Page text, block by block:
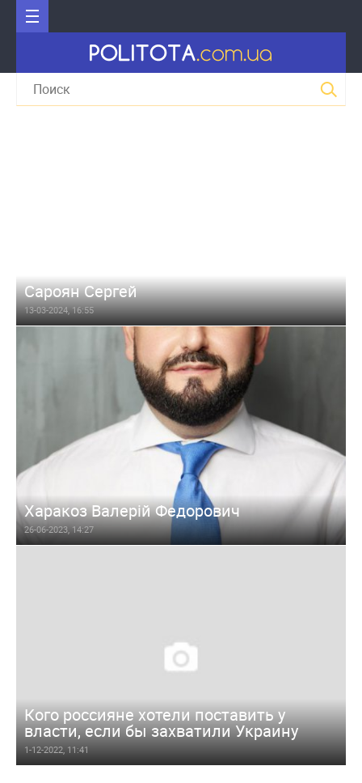
Сароян Сергей
13-03-2024, 16:55
Харакоз Валерій Федорович
26-06-2023, 14:27
Кого россияне хотели поставить у
власти, если бы захватили Украину
1-12-2022, 11:41